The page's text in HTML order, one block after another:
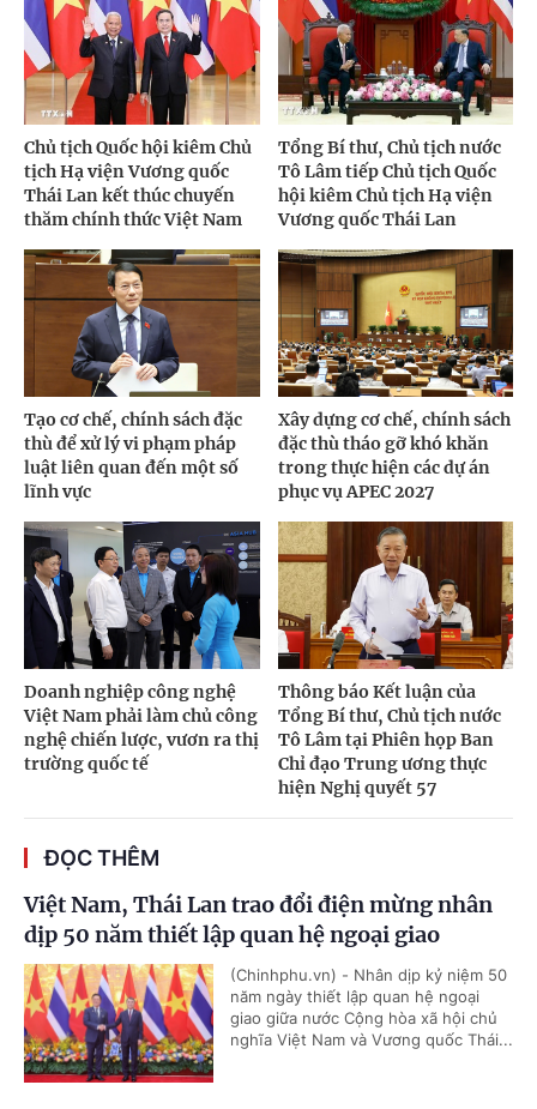
Chủ tịch Quốc hội kiêm Chủ
tịch Hạ viện Vương quốc
Thái Lan kết thúc chuyến
thăm chính thức Việt Nam
Tổng Bí thư, Chủ tịch nước
Tô Lâm tiếp Chủ tịch Quốc
hội kiêm Chủ tịch Hạ viện
Vương quốc Thái Lan
Tạo cơ chế, chính sách đặc
thù để xử lý vi phạm pháp
luật liên quan đến một số
lĩnh vực
Xây dựng cơ chế, chính sách
đặc thù tháo gỡ khó khăn
trong thực hiện các dự án
phục vụ APEC 2027
Doanh nghiệp công nghệ
Việt Nam phải làm chủ công
nghệ chiến lược, vươn ra thị
trường quốc tế
Thông báo Kết luận của
Tổng Bí thư, Chủ tịch nước
Tô Lâm tại Phiên họp Ban
Chỉ đạo Trung ương thực
hiện Nghị quyết 57
ĐỌC THÊM
Việt Nam, Thái Lan trao đổi điện mừng nhân
dịp 50 năm thiết lập quan hệ ngoại giao
(Chinhphu.vn) - Nhân dịp kỷ niệm 50
năm ngày thiết lập quan hệ ngoại
giao giữa nước Cộng hòa xã hội chủ
nghĩa Việt Nam và Vương quốc Thái...